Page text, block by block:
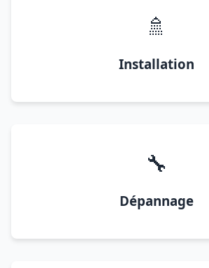
🚿
Installation
🔧
Dépannage